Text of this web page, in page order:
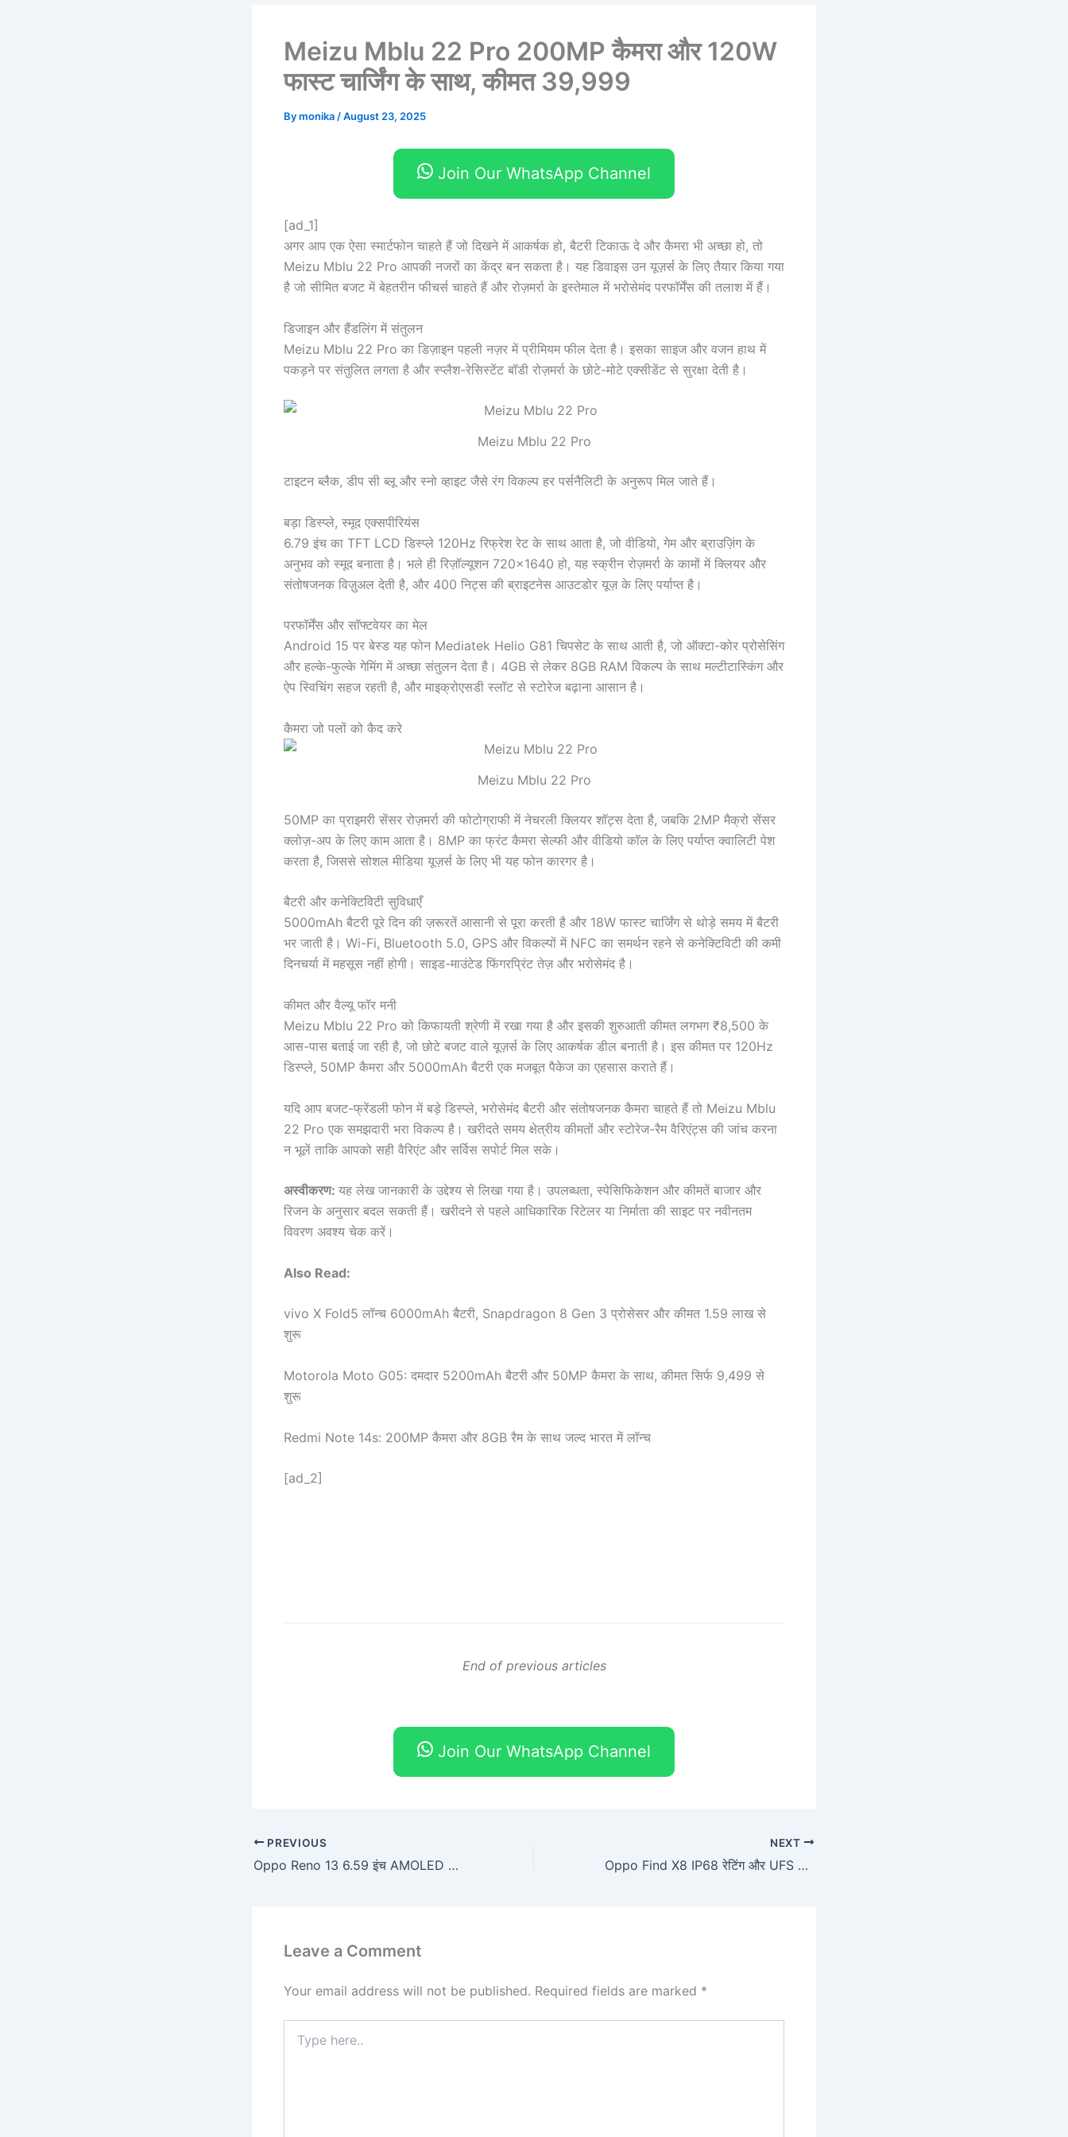
Meizu Mblu 22 Pro 200MP कैमरा और 120W
फास्ट चार्जिंग के साथ, कीमत 39,999
Bymonika /August 23, 2025
Join Our WhatsApp Channel
[ad_1]
अगर आप एक ऐसा स्मार्टफोन चाहते हैं जो दिखने में आकर्षक हो, बैटरी टिकाऊ दे और कैमरा भी अच्छा हो, तो
Meizu Mblu 22 Pro आपकी नजरों का केंद्र बन सकता है। यह डिवाइस उन यूज़र्स के लिए तैयार किया गया
है जो सीमित बजट में बेहतरीन फीचर्स चाहते हैं और रोज़मर्रा के इस्तेमाल में भरोसेमंद परफॉर्मेंस की तलाश में हैं।
डिजाइन और हैंडलिंग में संतुलन
Meizu Mblu 22 Pro का डिज़ाइन पहली नज़र में प्रीमियम फील देता है। इसका साइज और वजन हाथ में
पकड़ने पर संतुलित लगता है और स्प्लैश-रेसिस्टेंट बॉडी रोज़मर्रा के छोटे-मोटे एक्सीडेंट से सुरक्षा देती है।
Meizu Mblu 22 Pro
टाइटन ब्लैक, डीप सी ब्लू और स्नो व्हाइट जैसे रंग विकल्प हर पर्सनैलिटी के अनुरूप मिल जाते हैं।
बड़ा डिस्प्ले, स्मूद एक्सपीरियंस
6.79 इंच का TFT LCD डिस्प्ले 120Hz रिफ्रेश रेट के साथ आता है, जो वीडियो, गेम और ब्राउज़िंग के
अनुभव को स्मूद बनाता है। भले ही रिज़ॉल्यूशन 720×1640 हो, यह स्क्रीन रोज़मर्रा के कामों में क्लियर और
संतोषजनक विज़ुअल देती है, और 400 निट्स की ब्राइटनेस आउटडोर यूज़ के लिए पर्याप्त है।
परफॉर्मेंस और सॉफ्टवेयर का मेल
Android 15 पर बेस्ड यह फोन Mediatek Helio G81 चिपसेट के साथ आती है, जो ऑक्टा-कोर प्रोसेसिंग
और हल्के-फुल्के गेमिंग में अच्छा संतुलन देता है। 4GB से लेकर 8GB RAM विकल्प के साथ मल्टीटास्किंग और
ऐप स्विचिंग सहज रहती है, और माइक्रोएसडी स्लॉट से स्टोरेज बढ़ाना आसान है।
कैमरा जो पलों को कैद करे
Meizu Mblu 22 Pro
50MP का प्राइमरी सेंसर रोज़मर्रा की फोटोग्राफी में नेचरली क्लियर शॉट्स देता है, जबकि 2MP मैक्रो सेंसर
क्लोज़-अप के लिए काम आता है। 8MP का फ्रंट कैमरा सेल्फी और वीडियो कॉल के लिए पर्याप्त क्वालिटी पेश
करता है, जिससे सोशल मीडिया यूज़र्स के लिए भी यह फोन कारगर है।
बैटरी और कनेक्टिविटी सुविधाएँ
5000mAh बैटरी पूरे दिन की ज़रूरतें आसानी से पूरा करती है और 18W फास्ट चार्जिंग से थोड़े समय में बैटरी
भर जाती है। Wi-Fi, Bluetooth 5.0, GPS और विकल्पों में NFC का समर्थन रहने से कनेक्टिविटी की कमी
दिनचर्या में महसूस नहीं होगी। साइड-माउंटेड फिंगरप्रिंट तेज़ और भरोसेमंद है।
कीमत और वैल्यू फॉर मनी
Meizu Mblu 22 Pro को किफायती श्रेणी में रखा गया है और इसकी शुरुआती कीमत लगभग ₹8,500 के
आस-पास बताई जा रही है, जो छोटे बजट वाले यूज़र्स के लिए आकर्षक डील बनाती है। इस कीमत पर 120Hz
डिस्प्ले, 50MP कैमरा और 5000mAh बैटरी एक मजबूत पैकेज का एहसास कराते हैं।
यदि आप बजट-फ्रेंडली फोन में बड़े डिस्प्ले, भरोसेमंद बैटरी और संतोषजनक कैमरा चाहते हैं तो Meizu Mblu
22 Pro एक समझदारी भरा विकल्प है। खरीदते समय क्षेत्रीय कीमतों और स्टोरेज-रैम वैरिएंट्स की जांच करना
न भूलें ताकि आपको सही वैरिएंट और सर्विस सपोर्ट मिल सके।
अस्वीकरण: यह लेख जानकारी के उद्देश्य से लिखा गया है। उपलब्धता, स्पेसिफिकेशन और कीमतें बाजार और
रिजन के अनुसार बदल सकती हैं। खरीदने से पहले आधिकारिक रिटेलर या निर्माता की साइट पर नवीनतम
विवरण अवश्य चेक करें।
Also Read:
vivo X Fold5 लॉन्च 6000mAh बैटरी, Snapdragon 8 Gen 3 प्रोसेसर और कीमत 1.59 लाख से
शुरू
Motorola Moto G05: दमदार 5200mAh बैटरी और 50MP कैमरा के साथ, कीमत सिर्फ 9,499 से
शुरू
Redmi Note 14s: 200MP कैमरा और 8GB रैम के साथ जल्द भारत में लॉन्च
[ad_2]
End of previous articles
Join Our WhatsApp Channel
PREVIOUS
Oppo Reno 13 6.59 इंच AMOLED डिस्प्ले और Dimensity 8350 चिपसेट के साथ, कीमत 42,999
NEXT
Oppo Find X8 IP68 रेटिंग और UFS 4.0 स्टोरेज, शुरुआती कीमत 62,000
Leave a Comment
Your email address will not be published. Required fields are marked *
here..